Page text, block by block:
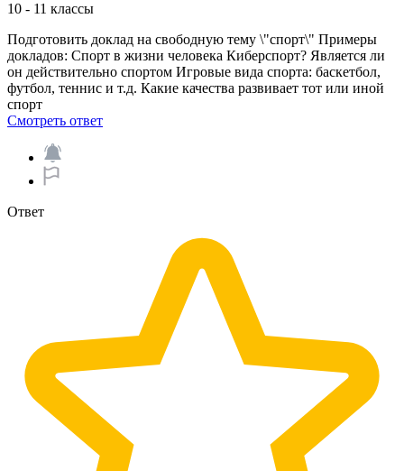
10 - 11 классы
Подготовить доклад на свободную тему \"спорт\" Примеры
докладов: Спорт в жизни человека Киберспорт? Является ли
он действительно спортом Игровые вида спорта: баскетбол,
футбол, теннис и т.д. Какие качества развивает тот или иной
спорт​
Смотреть ответ
Ответ